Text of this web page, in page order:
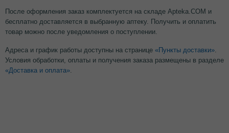
После оформления заказ комплектуется на складе Apteka.COM и
бесплатно доставляется в выбранную аптеку. Получить и оплатить
товар можно после уведомления о поступлении.
Адреса и график работы доступны на странице «Пункты доставки»
Условия обработки, оплаты и получения заказа размещены в разделе
«Доставка и оплата»